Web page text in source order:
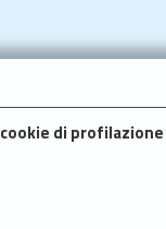
cookie di profilazione